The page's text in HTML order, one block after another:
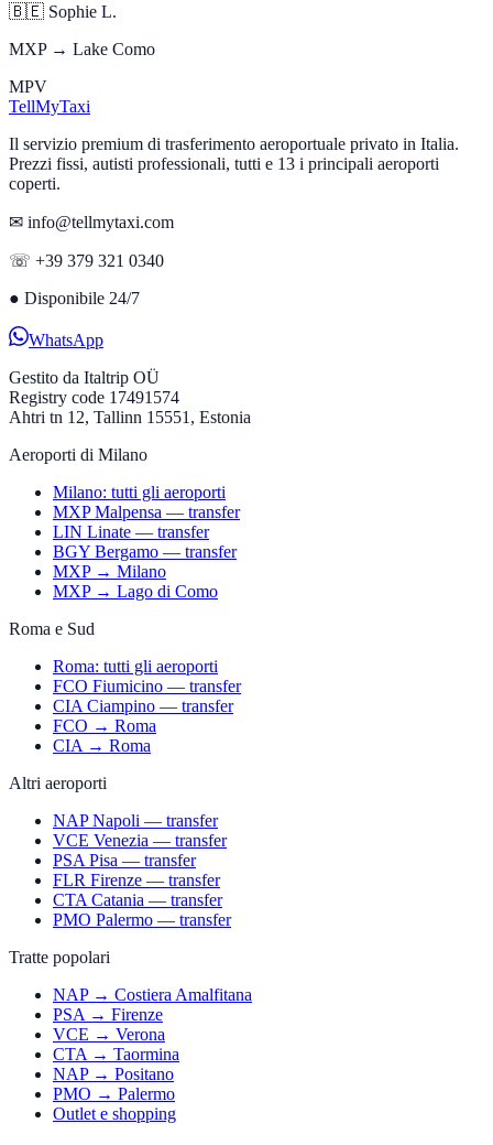
🇧🇪 Sophie L.
MXP → Lake Como
MPV
TellMyTaxi
Il servizio premium di trasferimento aeroportuale privato in Italia.
Prezzi fissi, autisti professionali, tutti e 13 i principali aeroporti
coperti.
✉ info@tellmytaxi.com
☏ +39 379 321 0340
● Disponibile 24/7
WhatsApp
Gestito da Italtrip OÜ
Registry code 17491574
Ahtri tn 12, Tallinn 15551, Estonia
Aeroporti di Milano
Milano: tutti gli aeroporti
MXP Malpensa — transfer
LIN Linate — transfer
BGY Bergamo — transfer
MXP → Milano
MXP → Lago di Como
Roma e Sud
Roma: tutti gli aeroporti
FCO Fiumicino — transfer
CIA Ciampino — transfer
FCO → Roma
CIA → Roma
Altri aeroporti
NAP Napoli — transfer
VCE Venezia — transfer
PSA Pisa — transfer
FLR Firenze — transfer
CTA Catania — transfer
PMO Palermo — transfer
Tratte popolari
NAP → Costiera Amalfitana
PSA → Firenze
VCE → Verona
CTA → Taormina
NAP → Positano
PMO → Palermo
Outlet e shopping